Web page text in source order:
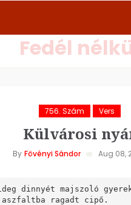
Fedél
756. Szám Vers
Külvárosi
By Fövényi Sándor Aug 08,
dinnyét majszoló
aszfaltba ragadt cipő.